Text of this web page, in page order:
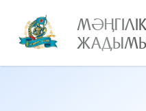
МӘҢГІЛІК